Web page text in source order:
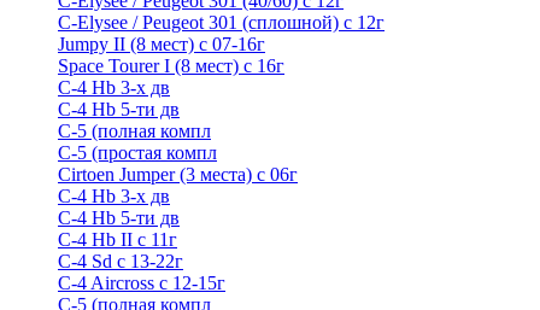
C-Elysee / Peugeot 301 (сплошной) с 12г
Jumpy II (8 мест) с 07-16г
Space Tourer I (8 мест) с 16г
С-4 Hb 3-х дв
С-4 Hb 5-ти дв
С-5 (полная компл
С-5 (простая компл
Cirtoen Jumper (3 места) с 06г
С-4 Hb 3-х дв
С-4 Hb 5-ти дв
C-4 Hb II с 11г
C-4 Sd c 13-22г
C-4 Airсross с 12-15г
С-5 (полная компл